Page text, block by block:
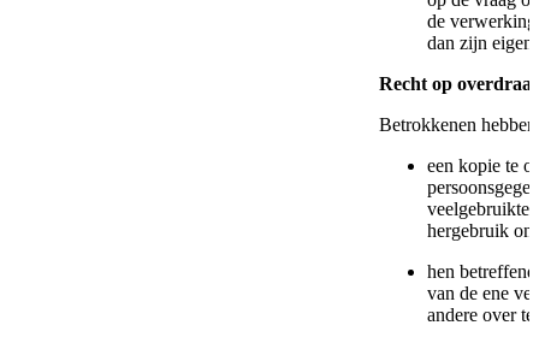
de
dan zijn eigen
Recht op
Betrokkenen
een kopie te
veelgebruikte,
hergebruik
hen
van de ene
andere over te